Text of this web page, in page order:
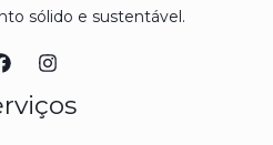
sólido e sustentável.